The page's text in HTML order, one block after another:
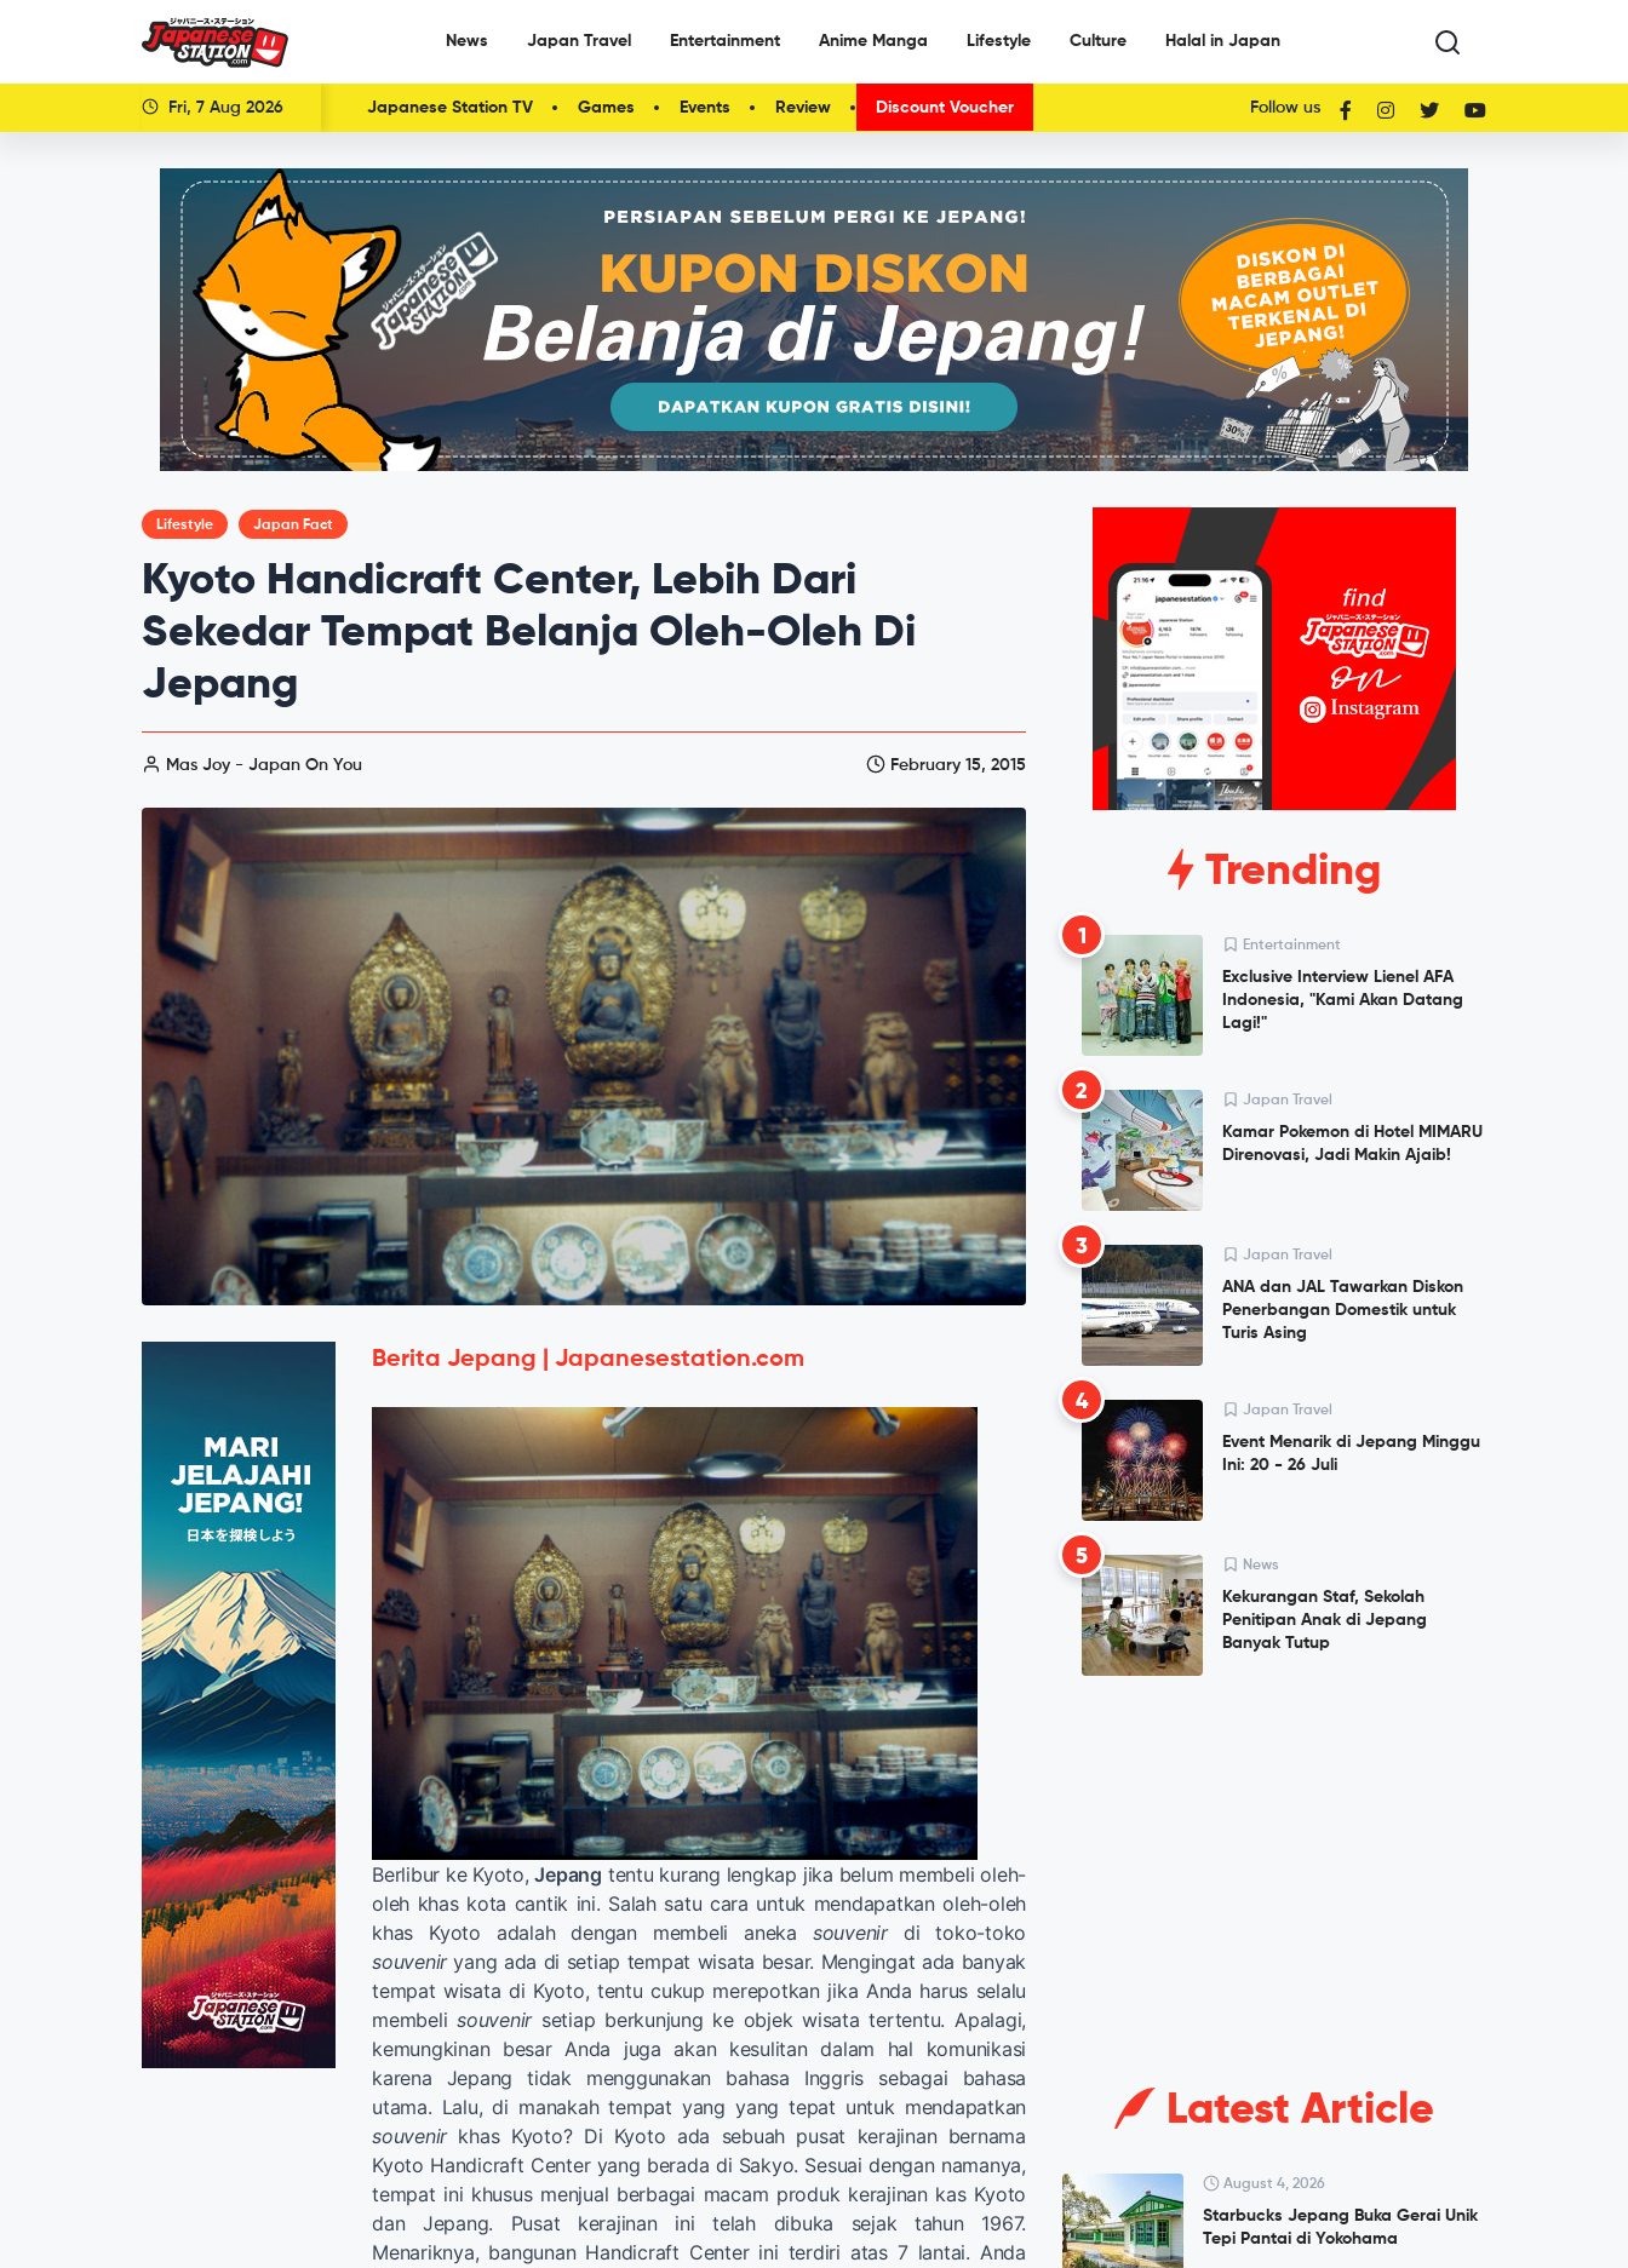
News Japan Travel Entertainment Anime Manga Lifestyle Culture Halal in Japan
Fri, 7 Aug 2026 Japanese Station TV Games Events Review Discount Voucher Follow us
Lifestyle Japan Fact
Kyoto Handicraft Center, Lebih Dari
Sekedar Tempat Belanja Oleh-Oleh Di
Jepang
Mas Joy - Japan On You February 15, 2015
Berita Jepang | Japanesestation.com
Berlibur ke Kyoto,Jepang tentu kurang lengkap jika belum membeli oleh-
oleh khas kota cantik ini. Salah satu cara untuk mendapatkan oleh-oleh
khas Kyoto adalah dengan membeli aneka souvenirdi toko-toko
souveniryang ada di setiap tempat wisata besar. Mengingat ada banyak
tempat wisata di Kyoto, tentu cukup merepotkan jika Anda harus selalu
membelisouvenirsetiap berkunjung ke objek wisata tertentu. Apalagi,
kemungkinan besar Anda juga akan kesulitan dalam hal komunikasi
karena Jepang tidak menggunakan bahasa Inggris sebagai bahasa
utama. Lalu, di manakah tempat yang yang tepat untuk mendapatkan
souvenirkhas Kyoto? Di Kyoto ada sebuah pusat kerajinan bernama
Kyoto Handicraft Center yang berada di Sakyo. Sesuai dengan namanya,
tempat ini khusus menjual berbagai macam produk kerajinan kas Kyoto
dan Jepang. Pusat kerajinan ini telah dibuka sejak tahun 1967.
Menariknya, bangunan Handicraft Center ini terdiri atas 7 lantai. Anda
Trending
1 Entertainment
Exclusive Interview Lienel AFA
Indonesia, "Kami Akan Datang
Lagi!"
2 Japan Travel
Kamar Pokemon di Hotel MIMARU
Direnovasi, Jadi Makin Ajaib!
3 Japan Travel
ANA dan JAL Tawarkan Diskon
Penerbangan Domestik untuk
Turis Asing
4 Japan Travel
Event Menarik di Jepang Minggu
Ini: 20 - 26 Juli
5 News
Kekurangan Staf, Sekolah
Penitipan Anak di Jepang
Banyak Tutup
Latest Article
August 4, 2026
Starbucks Jepang Buka Gerai Unik
Tepi Pantai di Yokohama